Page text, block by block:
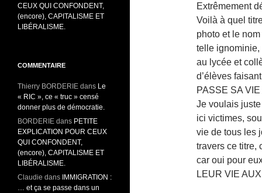
Extrêmement
Voilà à quel
photo et le
telle ignominie,
au lycée et
d’élèves
PASSE SA
Je voulais
ici victimes,
vie de tous les
travers ce titre,
car oui pour
LEUR VIE
CEUX QUI CONFONDENT,
(encore), CAPITALISME ET
LIBÉRALISME.
COMMENTAIRE
Thierry BORDERIE dans Le
« RIC », ce « truc » censé
donner plus de démocratie.
BORDERIE dans PETITE
EXPLICATION POUR CEUX
QUI CONFONDENT,
(encore), CAPITALISME ET
LIBÉRALISME.
Claudie dans IMMIGRATION :
… et ça se passe dans un